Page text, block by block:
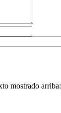
mostrado arriba: